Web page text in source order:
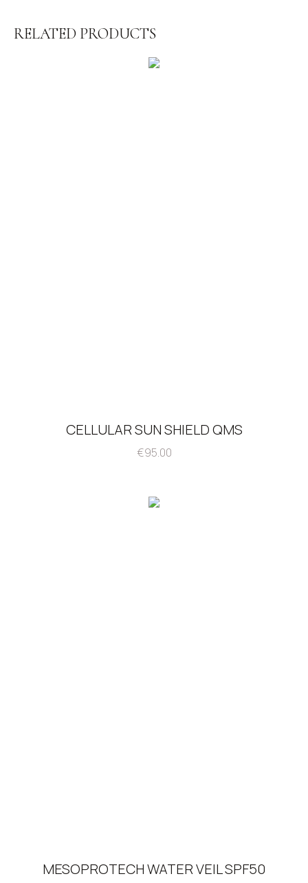
RELATED PRODUCTS
CELLULAR SUN SHIELD QMS
€95.00
MESOPROTECH WATER VEIL SPF50